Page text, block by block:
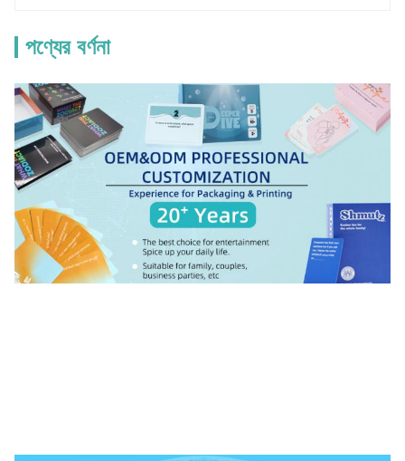
পণ্যের বর্ণনা